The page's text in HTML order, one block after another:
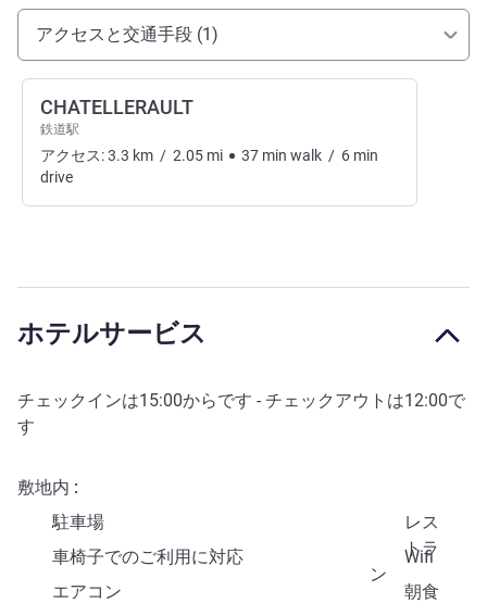
アクセスと交通機関
アクセスと交通手段 (1)
CHATELLERAULT
鉄道駅
アクセス:3.3 km / 2.05 mi 37 min walk / 6 min
drive
ホテルサービス
チェックインは15:00からです - チェックアウトは12:00で
す
敷地内
駐車場
レス
トラ
ン
車椅子でのご利用に対応
Wifi
エアコン
朝食